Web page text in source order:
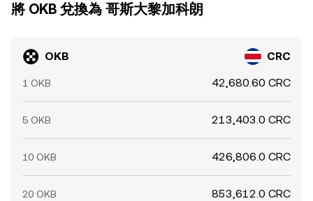
將 OKB 兌換為 哥斯大黎加科朗
OKB CRC
1 OKB 42,680.60 CRC
5 OKB 213,403.0 CRC
10 OKB 426,806.0 CRC
20 OKB 853,612.0 CRC